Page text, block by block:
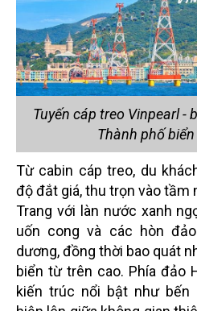
Tuyến cáp treo Vinpearl -
Thành phố
Từ cabin cáp treo, du
độ đắt giá, thu trọn vào tầm
Trang với làn nước xanh
uốn cong và các hòn
dương, đồng thời bao quát
biển từ trên cao. Phía đảo
kiến trúc nổi bật như bến